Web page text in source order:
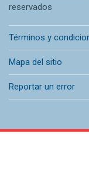
reservados
Términos y
Mapa del sitio
Reportar un error